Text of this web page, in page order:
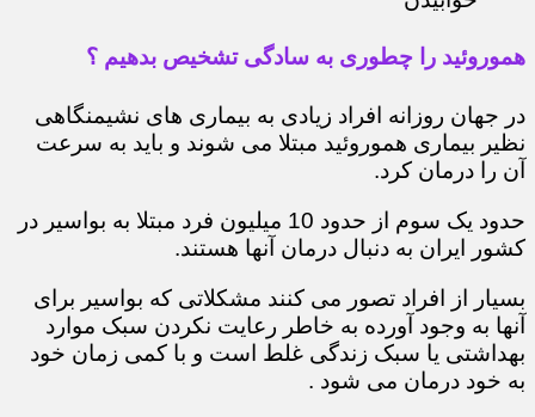
هموروئید را چطوری به سادگی تشخیص بدهیم ؟
در جهان روزانه افراد زیادی به بیماری های نشیمنگاهی
نظیر بیماری هموروئید مبتلا می شوند و باید به سرعت
آن را درمان کرد.
حدود یک سوم از حدود 10 میلیون فرد مبتلا به بواسیر در
کشور ایران به دنبال درمان آنها هستند.
بسیار از افراد تصور می کنند مشکلاتی که بواسیر برای
آنها به وجود آورده به خاطر رعایت نکردن سبک موارد
بهداشتی یا سبک زندگی غلط است و با کمی زمان خود
به خود درمان می شود .